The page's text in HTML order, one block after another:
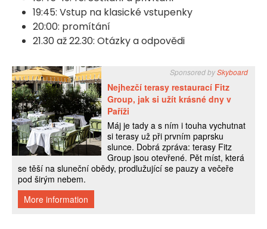
19:45: Vstup na klasické vstupenky
20:00: promítání
21.30 až 22.30: Otázky a odpovědi